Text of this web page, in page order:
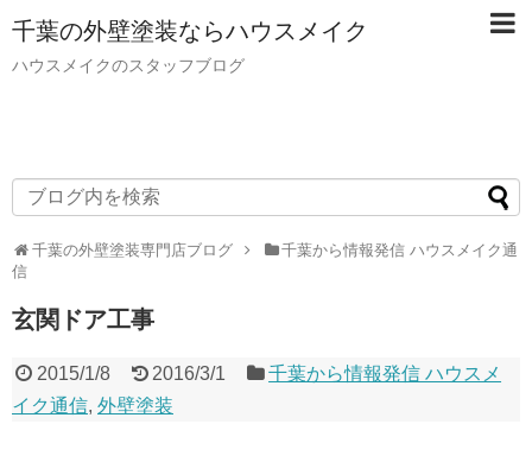
千葉の外壁塗装ならハウスメイク
ハウスメイクのスタッフブログ
千葉の外壁塗装専門店ブログ
千葉から情報発信 ハウスメイク通
信
玄関ドア工事
2015/1/8 2016/3/1
千葉から情報発信 ハウスメ
イク通信, 外壁塗装